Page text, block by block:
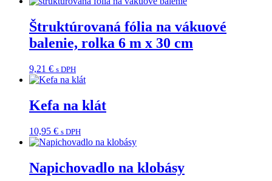
Štruktúrovaná fólia na vákuové
balenie, rolka 6 m x 30 cm
9,21 € s DPH
Kefa na klát
10,95 € s DPH
Napichovadlo na klobásy